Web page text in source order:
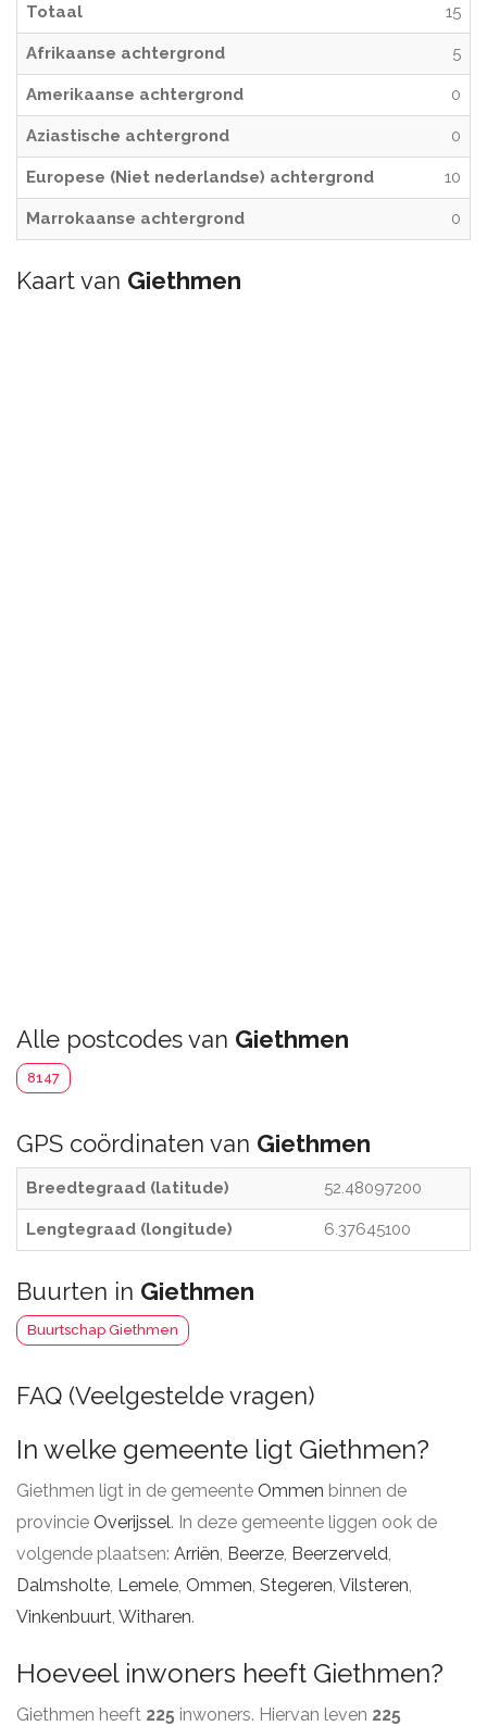
Totaal 15
Afrikaanse achtergrond 5
Amerikaanse achtergrond 0
Aziastische achtergrond 0
Europese (Niet nederlandse) achtergrond 10
Marrokaanse achtergrond 0
Kaart van Giethmen
Alle postcodes van Giethmen
8147
GPS coördinaten van Giethmen
Breedtegraad (latitude) 52.48097200
Lengtegraad (longitude) 6.37645100
Buurten in Giethmen
Buurtschap Giethmen
FAQ (Veelgestelde vragen)
In welke gemeente ligt Giethmen?
Giethmen ligt in de gemeente Ommen binnen de
provincie Overijssel. In deze gemeente liggen ook de
volgende plaatsen: Arriën, Beerze, Beerzerveld,
Dalmsholte, Lemele, Ommen, Stegeren, Vilsteren,
Vinkenbuurt, Witharen.
Hoeveel inwoners heeft Giethmen?
Giethmen heeft 225 inwoners. Hiervan leven 225